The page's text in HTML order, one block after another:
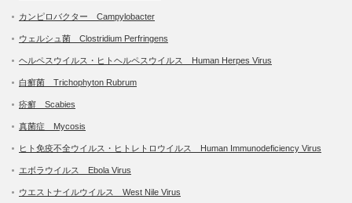
カンピロバクター Campylobacter
ウェルシュ菌 Clostridium Perfringens
ヘルペスウイルス・ヒトヘルペスウイルス Human Herpes Virus
白癬菌 Trichophyton Rubrum
疥癬 Scabies
真菌症 Mycosis
ヒト免疫不全ウイルス・ヒトレトロウイルス Human Immunodeficiency Virus
エボラウイルス Ebola Virus
ウエストナイルウイルス West Nile Virus